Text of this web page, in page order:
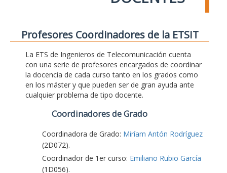
Profesores Coordinadores de la ETSIT
La ETS de Ingenieros de Telecomunicación cuenta
con una serie de profesores encargados de coordinar
la docencia de cada curso tanto en los grados como
en los máster y que pueden ser de gran ayuda ante
cualquier problema de tipo docente.
Coordinadores de Grado
Coordinadora de Grado: Miríam Antón Rodríguez
(2D072).
Coordinador de 1er curso: Emiliano Rubio García
(1D056).